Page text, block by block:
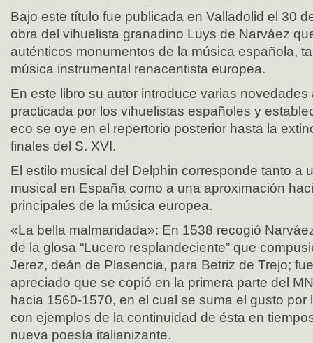
Bajo este título fue publicada en Valladolid el 30
obra del vihuelista granadino Luys de Narváez
auténticos monumentos de la música española,
música instrumental renacentista europea.
En este libro su autor introduce varias novedades
practicada por los vihuelistas españoles y
eco se oye en el repertorio posterior hasta la
finales del S. XVI.
El estilo musical del Delphin corresponde tanto a
musical en España como a una aproximación
principales de la música europea.
«La bella malmaridada»: En 1538 recogió
de la glosa “Lucero resplandeciente” que
Jerez, deán de Plasencia, para Betriz de Trejo;
apreciado que se copió en la primera parte del
hacia 1560-1570, en el cual se suma el gusto por
con ejemplos de la continuidad de ésta en
nueva poesía italianizante.